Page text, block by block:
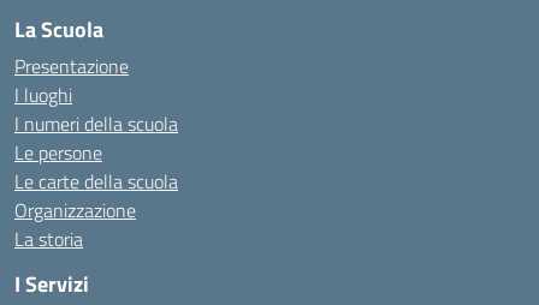
La Scuola
Presentazione
I luoghi
I numeri della scuola
Le persone
Le carte della scuola
Organizzazione
La storia
I Servizi